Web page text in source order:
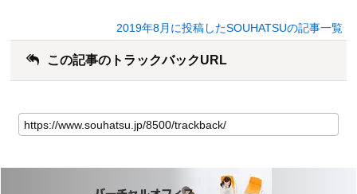
2019年8月に投稿したSOUHATSUの記事一覧
この記事のトラックバックURL